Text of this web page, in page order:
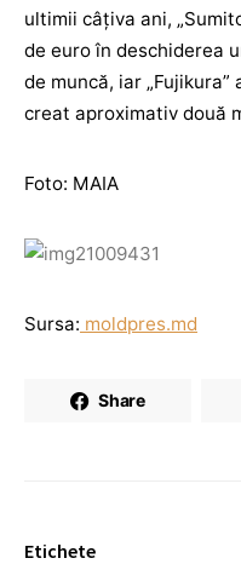
ultimii câţiva ani,
de euro în deschiderea
de muncă, iar
creat aproximativ două
Foto: MAIA
Sursa: moldpres.md
Share
Etichete